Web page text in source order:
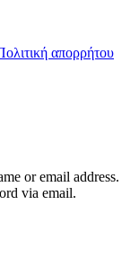
απορρήτου
or email address.
via email.